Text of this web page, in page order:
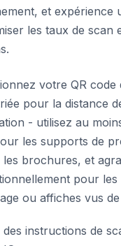
et expérience
les taux de scan
votre QR code
pour la distance
- utilisez au
les supports de
les brochures, et
pour les
ou affiches vus
instructions de